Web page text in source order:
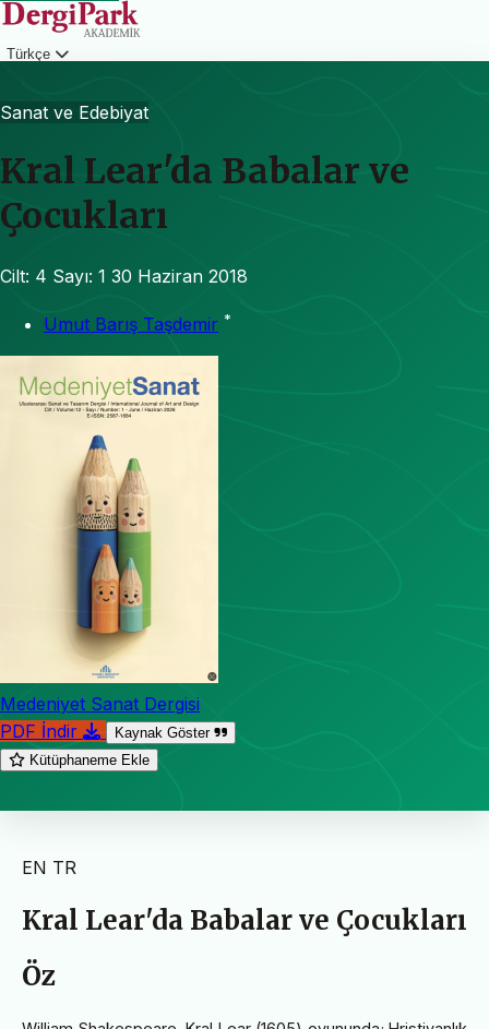
Türkçe
Sanat ve Edebiyat
Kral Lear'da Babalar ve
Çocukları
Cilt: 4 Sayı: 1 30 Haziran 2018
Umut Barış Taşdemir *
Medeniyet Sanat Dergisi
PDF İndir
Kaynak Göster
Kütüphaneme Ekle
EN TR
Kral Lear'da Babalar ve Çocukları
Öz